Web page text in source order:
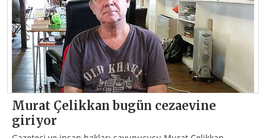
Murat Çelikkan bugün cezaevine
giriyor